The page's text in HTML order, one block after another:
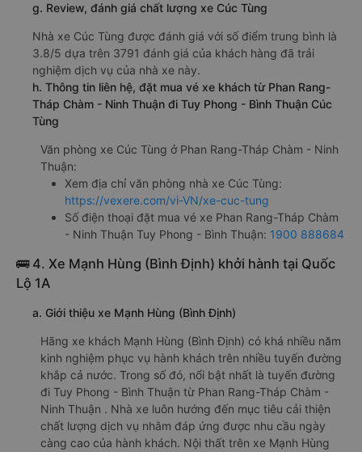
g. Review, đánh giá chất lượng xe Cúc Tùng
Nhà xe Cúc Tùng được đánh giá với số điểm trung bình là
3.8/5 dựa trên 3791 đánh giá của khách hàng đã trải
nghiệm dịch vụ của nhà xe này.
h. Thông tin liên hệ, đặt mua vé xe khách từ Phan Rang-
Tháp Chàm - Ninh Thuận đi Tuy Phong - Bình Thuận Cúc
Tùng
Văn phòng xe Cúc Tùng ở Phan Rang-Tháp Chàm - Ninh
Thuận:
Xem địa chỉ văn phòng nhà xe Cúc Tùng:
https://vexere.com/vi-VN/xe-cuc-tung
Số điện thoại đặt mua vé xe Phan Rang-Tháp Chàm
- Ninh Thuận Tuy Phong - Bình Thuận: 1900 888684
🚌 4. Xe Mạnh Hùng (Bình Định) khởi hành tại Quốc
Lộ 1A
a. Giới thiệu xe Mạnh Hùng (Bình Định)
Hãng xe khách Mạnh Hùng (Bình Định) có khá nhiều năm
kinh nghiệm phục vụ hành khách trên nhiều tuyến đường
khắp cả nước. Trong số đó, nổi bật nhất là tuyến đường
đi Tuy Phong - Bình Thuận từ Phan Rang-Tháp Chàm -
Ninh Thuận . Nhà xe luôn hướng đến mục tiêu cải thiện
chất lượng dịch vụ nhằm đáp ứng được nhu cầu ngày
càng cao của hành khách. Nội thất trên xe Mạnh Hùng